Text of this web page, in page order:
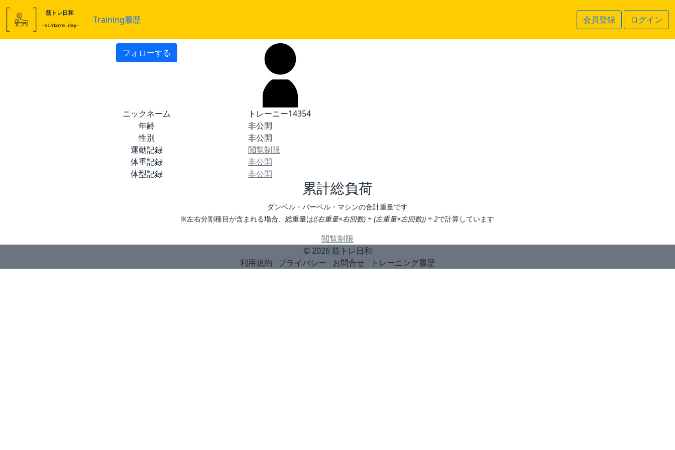
Training履歴 会員登録 ログイン
フォローする
ニックネーム
トレーニー14354
年齢
非公開
性別
非公開
運動記録
閲覧制限
体重記録
非公開
体型記録
非公開
累計総負荷
ダンベル・バーベル・マシンの合計重量です
※左右分割種目が含まれる場合、総重量は((右重量×右回数) + (左重量×左回数)) ÷ 2で計算しています
閲覧制限
© 2026 筋トレ日和
利用規約
プライバシー お問合せ トレーニング履歴